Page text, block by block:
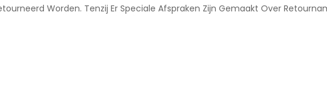
Worden. Tenzij Er Speciale Afspraken Zijn Gemaakt Over